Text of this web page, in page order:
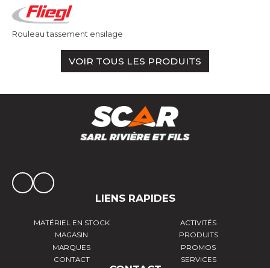
Rouleau tassement ensilage
VOIR TOUS LES PRODUITS
LIENS RAPIDES
MATÉRIEL EN STOCK
ACTIVITÉS
MAGASIN
PRODUITS
MARQUES
PROMOS
CONTACT
SERVICES